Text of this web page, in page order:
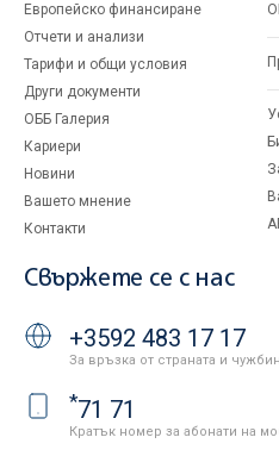
Европейско финансиране
Отчети и анализи
Тарифи и общи условия
Други документи
ОББ Галерия
Кариери
Новини
Вашето мнение
Контакти
Свържете се с нас
+3592 483 17 17
За връзка от страната и
*71 71
Кратък номер за абонати на